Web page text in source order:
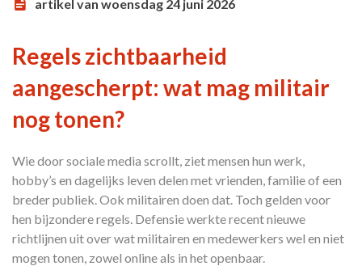
artikel van woensdag 24 juni 2026
Regels zichtbaarheid
aangescherpt: wat mag militair
nog tonen?
Wie door sociale media scrollt, ziet mensen hun werk,
hobby’s en dagelijks leven delen met vrienden, familie of een
breder publiek. Ook militairen doen dat. Toch gelden voor
hen bijzondere regels. Defensie werkte recent nieuwe
richtlijnen uit over wat militairen en medewerkers wel en niet
mogen tonen, zowel online als in het openbaar.